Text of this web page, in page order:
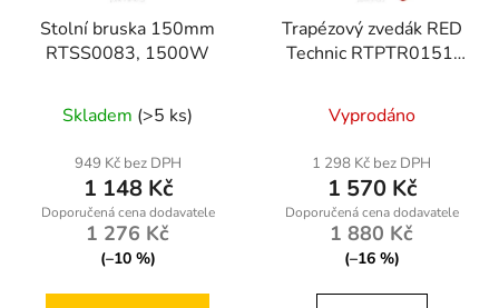
Stolní bruska 150mm
RTSS0083, 1500W
Skladem (>5 ks)
949 Kč bez DPH
1 148 Kč
1 276 Kč
(–10 %)
Trapézový zvedák RED
Technic RTPTR0151,
Vyprodáno
1 298 Kč bez DPH
1 570 Kč
1 880 Kč
(–16 %)